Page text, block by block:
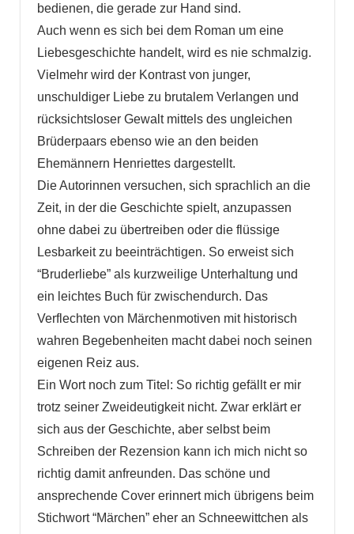
bedienen, die gerade zur Hand sind.
Auch wenn es sich bei dem Roman um eine
Liebesgeschichte handelt, wird es nie schmalzig.
Vielmehr wird der Kontrast von junger,
unschuldiger Liebe zu brutalem Verlangen und
rücksichtsloser Gewalt mittels des ungleichen
Brüderpaars ebenso wie an den beiden
Ehemännern Henriettes dargestellt.
Die Autorinnen versuchen, sich sprachlich an die
Zeit, in der die Geschichte spielt, anzupassen
ohne dabei zu übertreiben oder die flüssige
Lesbarkeit zu beeinträchtigen. So erweist sich
“Bruderliebe” als kurzweilige Unterhaltung und
ein leichtes Buch für zwischendurch. Das
Verflechten von Märchenmotiven mit historisch
wahren Begebenheiten macht dabei noch seinen
eigenen Reiz aus.
Ein Wort noch zum Titel: So richtig gefällt er mir
trotz seiner Zweideutigkeit nicht. Zwar erklärt er
sich aus der Geschichte, aber selbst beim
Schreiben der Rezension kann ich mich nicht so
richtig damit anfreunden. Das schöne und
ansprechende Cover erinnert mich übrigens beim
Stichwort “Märchen” eher an Schneewittchen als